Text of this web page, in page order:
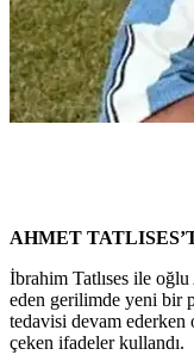
AHMET
İbrahim Tatlıses ile oğlu
eden gerilimde yeni bir
tedavisi devam ederken
çeken ifadeler kullandı.